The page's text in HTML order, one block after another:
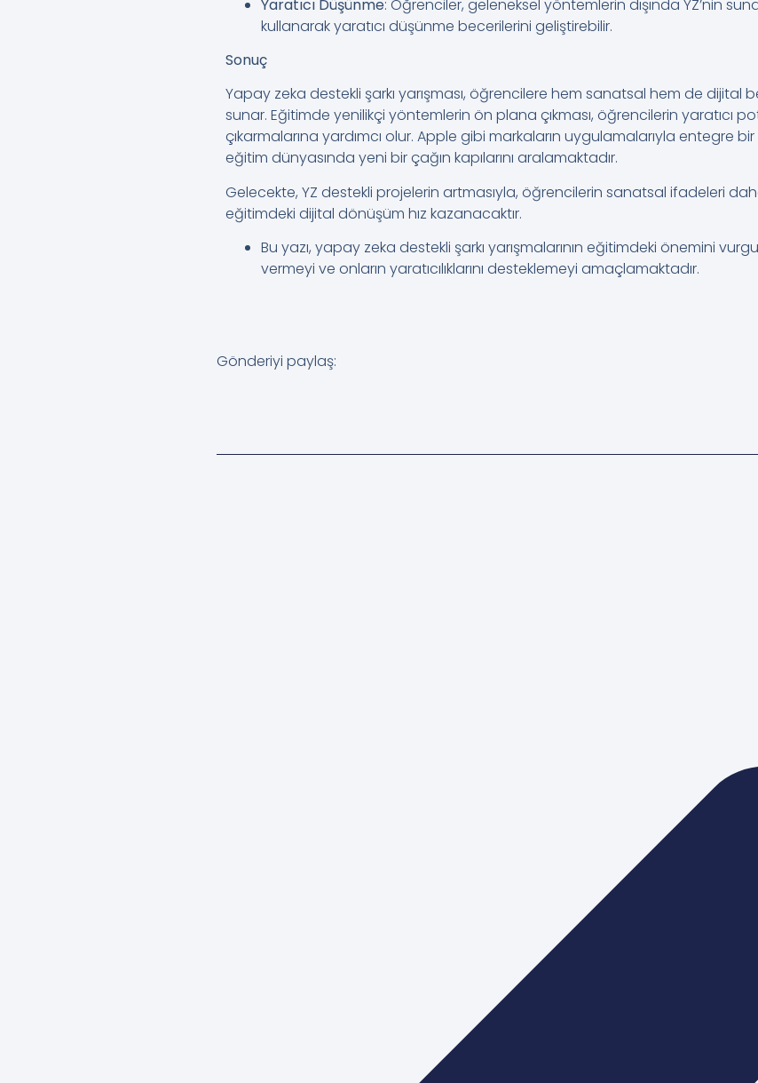
Yaratıcı Düşünme: Öğrenciler, geleneksel yöntemlerin dışında YZ’nin
kullanarak yaratıcı düşünme becerilerini geliştirebilir.
Sonuç
Yapay zeka destekli şarkı yarışması, öğrencilere hem sanatsal hem de dijital
sunar. Eğitimde yenilikçi yöntemlerin ön plana çıkması, öğrencilerin yaratıcı
çıkarmalarına yardımcı olur. Apple gibi markaların uygulamalarıyla entegre
eğitim dünyasında yeni bir çağın kapılarını aralamaktadır.
Gelecekte, YZ destekli projelerin artmasıyla, öğrencilerin sanatsal ifadeleri
eğitimdeki dijital dönüşüm hız kazanacaktır.
Bu yazı, yapay zeka destekli şarkı yarışmalarının eğitimdeki önemini
vermeyi ve onların yaratıcılıklarını desteklemeyi amaçlamaktadır.
Gönderiyi paylaş: